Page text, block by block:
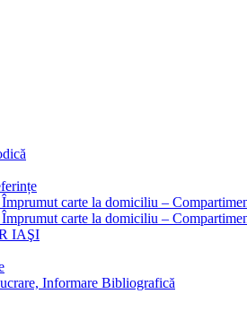
carte la domiciliu –
carte la domiciliu –
IAŞI
Informare Bibliografică